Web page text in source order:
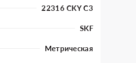
22316 CKY C3
SKF
Метрическая